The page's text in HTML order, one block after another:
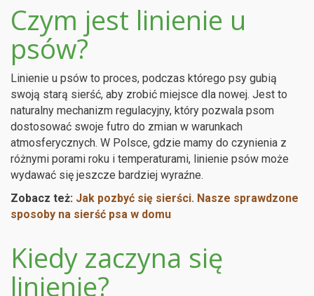
Czym jest linienie u
psów?
Linienie u psów to proces, podczas którego psy gubią
swoją starą sierść, aby zrobić miejsce dla nowej. Jest to
naturalny mechanizm regulacyjny, który pozwala psom
dostosować swoje futro do zmian w warunkach
atmosferycznych. W Polsce, gdzie mamy do czynienia z
różnymi porami roku i temperaturami, linienie psów może
wydawać się jeszcze bardziej wyraźne.
Zobacz też: Jak pozbyć się sierści. Nasze sprawdzone
sposoby na sierść psa w domu
Kiedy zaczyna się
linienie?